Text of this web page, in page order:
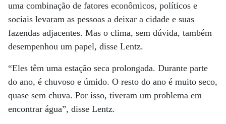
uma combinação de fatores econômicos, políticos e
sociais levaram as pessoas a deixar a cidade e suas
fazendas adjacentes. Mas o clima, sem dúvida, também
desempenhou um papel, disse Lentz.
“Eles têm uma estação seca prolongada. Durante parte
do ano, é chuvoso e úmido. O resto do ano é muito seco,
quase sem chuva. Por isso, tiveram um problema em
encontrar água”, disse Lentz.